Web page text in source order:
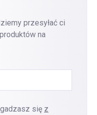
przesyłać ci
na
się z